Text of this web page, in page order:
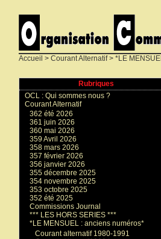
Accueil > Courant Alternatif> *LE
Rubriques
OCL : Qui sommes nous ?
Courant Alternatif
362 été 2026
361 juin 2026
360 mai 2026
359 Avril 2026
358 mars 2026
357 février 2026
356 janvier 2026
355 décembre 2025
354 novembre 2025
353 octobre 2025
352 été 2025
Commissions Journal
*** LES HORS SERIES ***
*LE MENSUEL : anciens numéros*
Courant alternatif 1980-1991